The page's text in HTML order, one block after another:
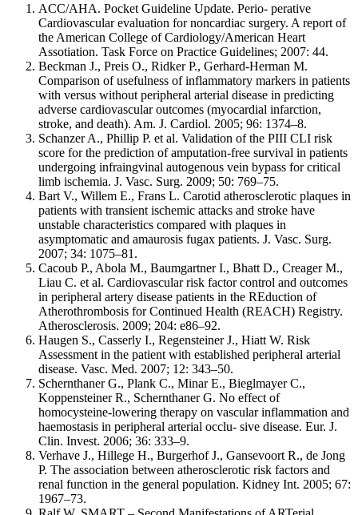
ACC/AHA. Pocket Guideline Update. Perio- perative
Cardiovascular evaluation for noncardiac surgery. A report of
the American College of Cardiology/American Heart
Assotiation. Task Force on Practice Guidelines; 2007: 44.
Beckman J., Preis O., Ridker P., Gerhard-Herman M.
Comparison of usefulness of inflammatory markers in patients
with versus without peripheral arterial disease in predicting
adverse cardiovascular outcomes (myocardial infarction,
stroke, and death). Am. J. Cardiol. 2005; 96: 1374–8.
Schanzer A., Phillip P. et al. Validation of the PIII CLI risk
score for the prediction of amputation-free survival in patients
undergoing infraingvinal autogenous vein bypass for critical
limb ischemia. J. Vasc. Surg. 2009; 50: 769–75.
Bart V., Willem E., Frans L. Carotid atherosclerotic plaques in
patients with transient ischemic attacks and stroke have
unstable characteristics compared with plaques in
asymptomatic and amaurosis fugax patients. J. Vasc. Surg.
2007; 34: 1075–81.
Cacoub P., Abola M., Baumgartner I., Bhatt D., Creager M.,
Liau C. et al. Cardiovascular risk factor control and outcomes
in peripheral artery disease patients in the REduction of
Atherothrombosis for Continued Health (REACH) Registry.
Atherosclerosis. 2009; 204: e86–92.
Haugen S., Casserly I., Regensteiner J., Hiatt W. Risk
Assessment in the patient with established peripheral arterial
disease. Vasc. Med. 2007; 12: 343–50.
Schernthaner G., Plank C., Minar E., Bieglmayer C.,
Koppensteiner R., Schernthaner G. No effect of
homocysteine-lowering therapy on vascular inflammation and
haemostasis in peripheral arterial occlu- sive disease. Eur. J.
Clin. Invest. 2006; 36: 333–9.
Verhave J., Hillege H., Burgerhof J., Gansevoort R., de Jong
P. The association between atherosclerotic risk factors and
renal function in the general population. Kidney Int. 2005; 67:
1967–73.